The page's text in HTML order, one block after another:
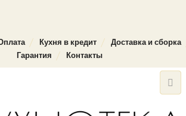
Кухня в кредит
Доставка и сборка
Гарантия
Контакты